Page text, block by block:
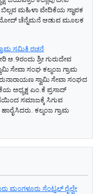
ಮಹಿಳಾ ವೇದಿಕೆಯ ಸ್ಥಾಪಕ
ಪ್ರಮೋದ್ ಚೆನ್ನೆಮನೆ ಆಡುವ ಮೂಲಕ
ಸಮಿತಿ ರಚನೆ
ಆ.9ರಂದು ಶ್ರೀ ಗುರುದೇವ
ಸೇವಾ ಸಂಘ ಕಲ್ಮಂಜ ಗ್ರಾಮ
ಸ್ವಾಮಿ ಸೇವಾ ಸಂಘದ
ಅಧ್ಯಕ್ಷ ಎಂ.ಕೆ ಪ್ರಸಾದ್
ಸಮಾಜಕ್ಕೆ ಸಿಗುವ
ಕಲ್ಮಂಜ ಗ್ರಾಮ
ಮಂಗಳೂರು ಸೆಂಟ್ರಲ್‌ ರೈಲ್ವೇ